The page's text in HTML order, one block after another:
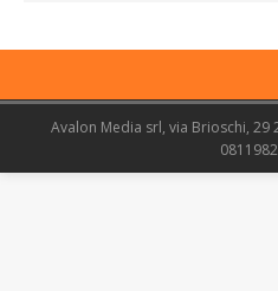
Avalon Media srl, via Brioschi, 29